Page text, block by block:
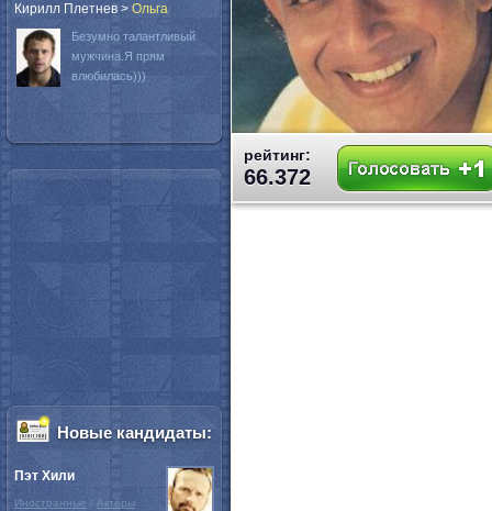
рейтинг:
66.372
Кирилл Плетнев > Oльга
Безумно талантливый
мужчина.Я прям
влюбилась)))
Новые кандидаты:
Пэт Хили
Иностранные / Актёры